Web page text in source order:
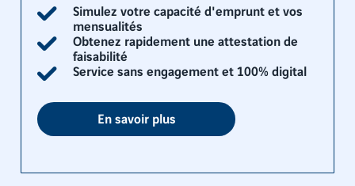
Simulez votre capacité d'emprunt et vos
mensualités
Obtenez rapidement une attestation de
faisabilité
Service sans engagement et 100% digital
En savoir plus